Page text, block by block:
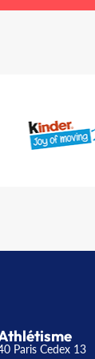
Paris Cedex 13